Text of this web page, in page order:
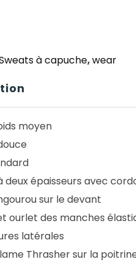
à capuche,wear
moyen
deux épaisseurs avec
sur le devant
ourlet des manches
latérales
Thrasher sur la